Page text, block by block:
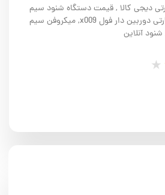
دیجی کالا , قیمت دستگاه شنود سیم
کارتی , دستگاه شنود سیم کارتی دوربین دار فول x009, میکروفن سیم
آنلاین